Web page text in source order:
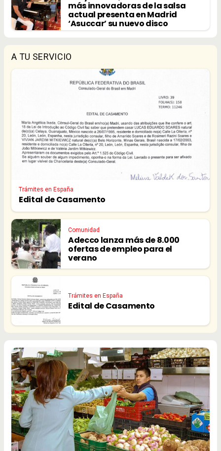
más innovadoras de la salsa
actual presenta en Madrid
‘Asuccar’ su nuevo disco
A TU SERVICIO
Trámites en España
Edital de Casamento
Comunidad
Adecco lanza más de 8.000
ofertas de empleo para el
verano
Trámites en España
Edital de Casamento